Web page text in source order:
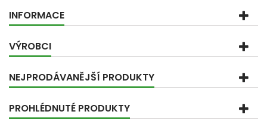
INFORMACE
VÝROBCI
NEJPRODÁVANĚJŠÍ PRODUKTY
PROHLÉDNUTÉ PRODUKTY